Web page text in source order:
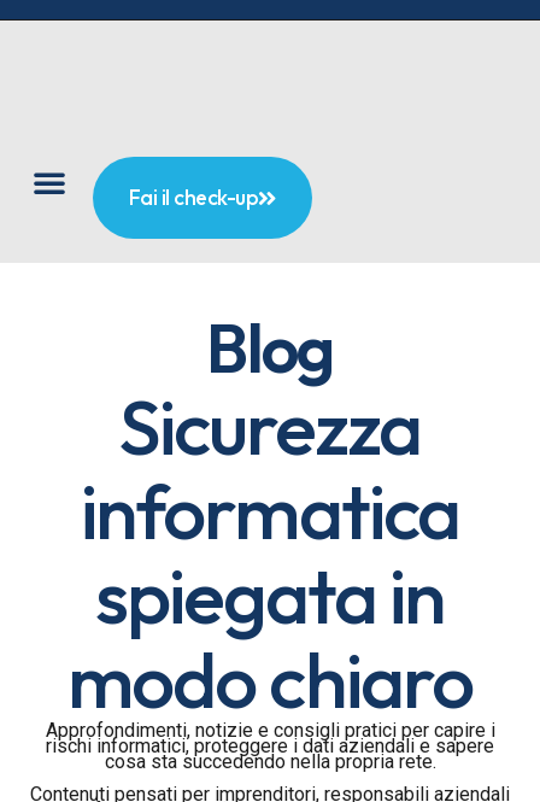
Fai il check-up
Blog
Sicurezza
informatica
spiegata in
modo chiaro
Approfondimenti, notizie e consigli pratici per capire i
rischi informatici, proteggere i dati aziendali e sapere
cosa sta succedendo nella propria rete.
Contenuti pensati per imprenditori, responsabili aziendali